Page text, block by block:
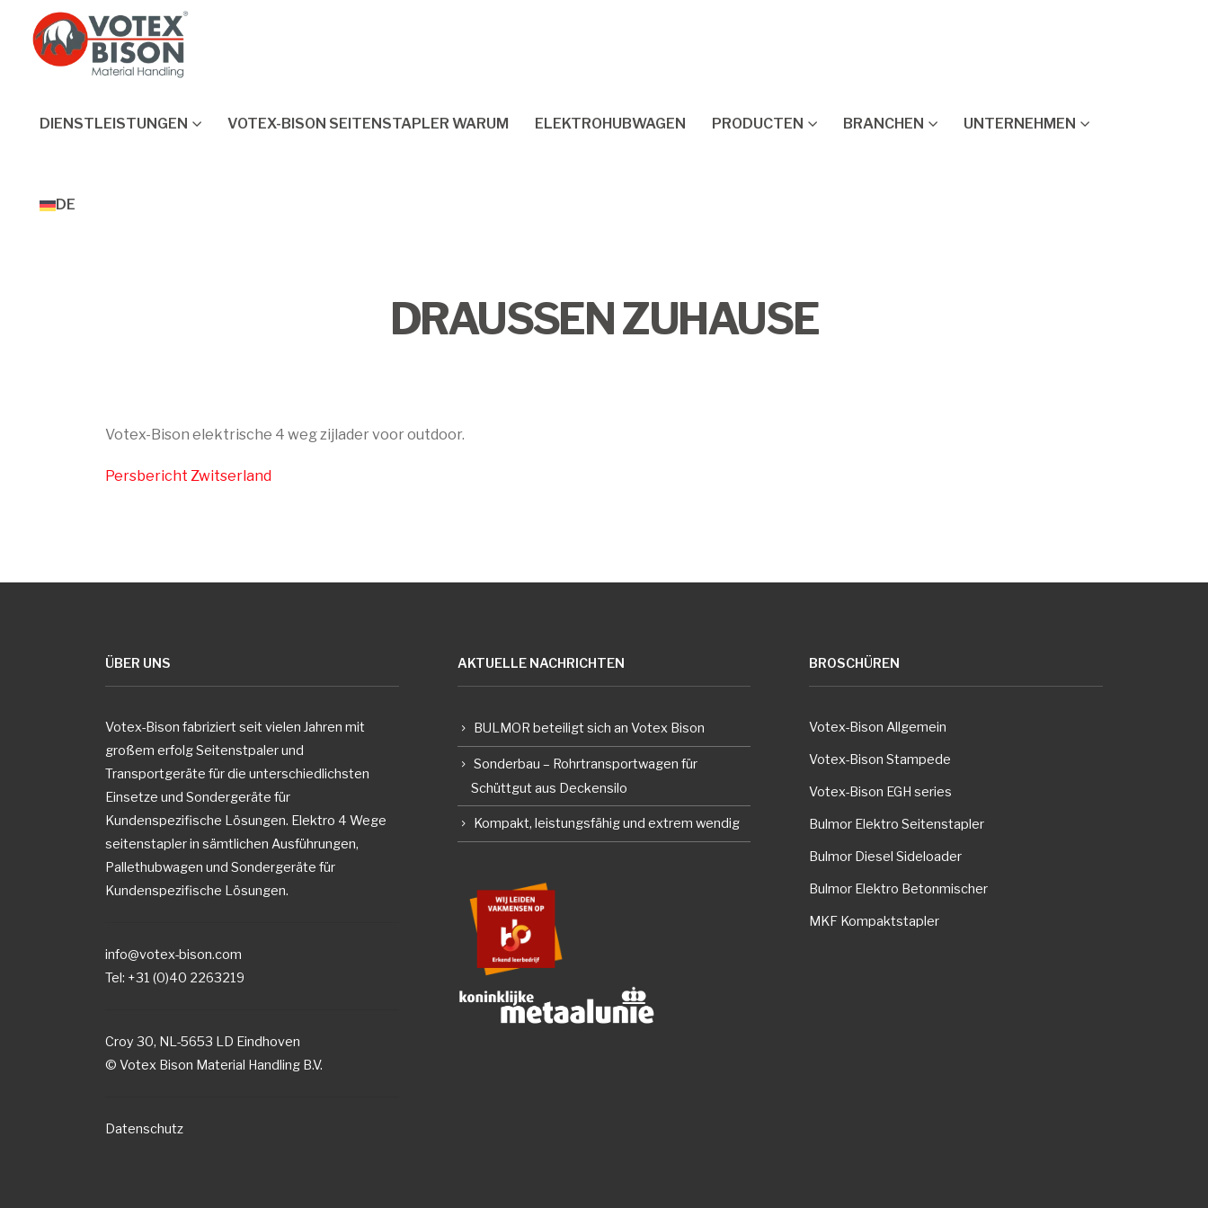
DIENSTLEISTUNGEN VOTEX-BISON SEITENSTAPLER WARUM ELEKTROHUBWAGEN PRODUCTEN BRANCHEN UNTERNEHMEN
DE
DRAUSSEN ZUHAUSE
Votex-Bison elektrische 4 weg zijlader voor outdoor.
Persbericht Zwitserland
ÜBER UNS
Votex-Bison fabriziert seit vielen Jahren mit
großem erfolg Seitenstpaler und
Transportgeräte für die unterschiedlichsten
Einsetze und Sondergeräte für
Kundenspezifische Lösungen. Elektro 4 Wege
seitenstapler in sämtlichen Ausführungen,
Pallethubwagen und Sondergeräte für
Kundenspezifische Lösungen.
info@votex-bison.com
Tel: +31 (0)40 2263219
Croy 30, NL-5653 LD Eindhoven
© Votex Bison Material Handling B.V.
Datenschutz
AKTUELLE NACHRICHTEN
BULMOR beteiligt sich an Votex Bison
Sonderbau – Rohrtransportwagen für
Schüttgut aus Deckensilo
Kompakt, leistungsfähig und extrem wendig
BROSCHÜREN
Votex-Bison Allgemein
Votex-Bison Stampede
Votex-Bison EGH series
Bulmor Elektro Seitenstapler
Bulmor Diesel Sideloader
Bulmor Elektro Betonmischer
MKF Kompaktstapler